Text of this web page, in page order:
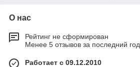
О нас
Рейтинг не сформирован
Менее 5 отзывов за последний год
Работает с 09.12.2010